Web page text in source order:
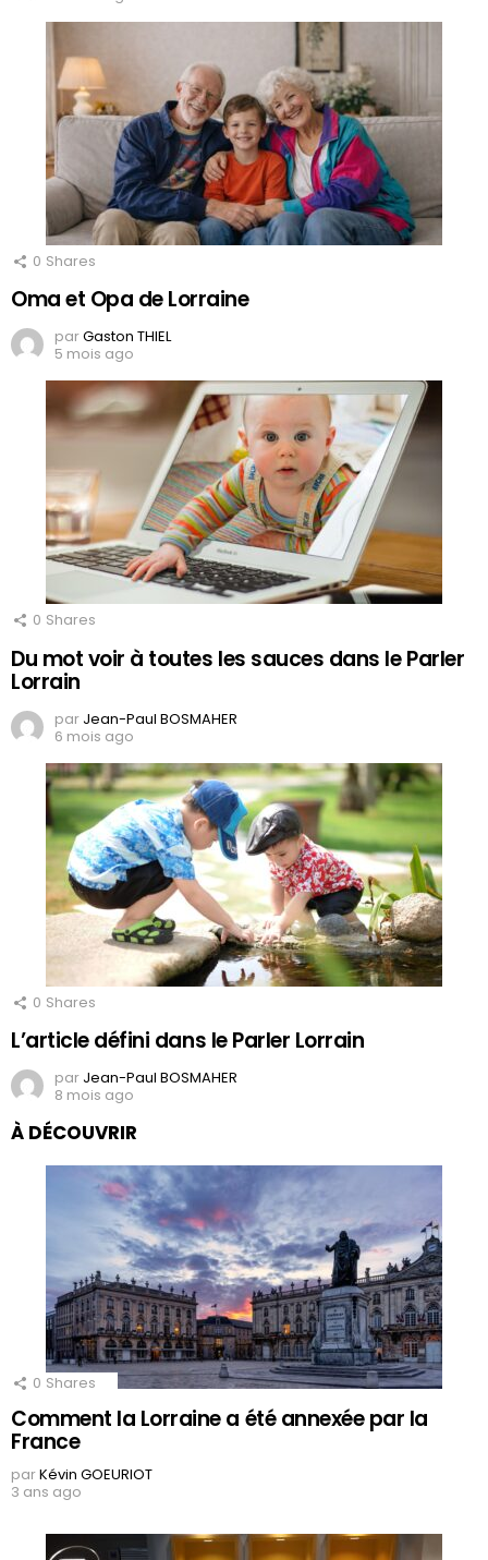
0 Shares
Oma et Opa de Lorraine
parGaston THIEL
5 mois ago
0 Shares
Du mot voir à toutes les sauces dans le Parler
Lorrain
par Jean-Paul BOSMAHER
6 mois ago
0 Shares
L’article défini dans le Parler Lorrain
par Jean-Paul BOSMAHER
8 mois ago
À DÉCOUVRIR
0 Shares
Comment la Lorraine a été annexée par la
France
parKévin GOEURIOT
3 ans ago